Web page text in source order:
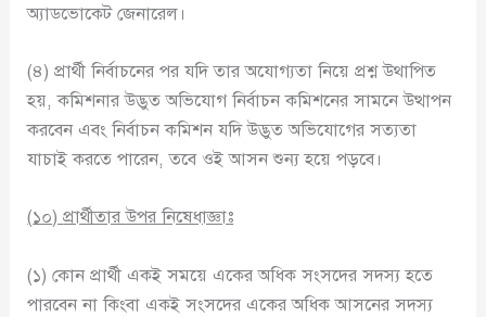
অ্যাডভোকেট জেনারেল।
(৪) প্রার্থী নির্বাচনের পর যদি তার অযোগ্যতা নিয়ে প্রশ্ন উথাপিত
হয়, কমিশনার উদ্ভুত অভিযোগ নির্বাচন কমিশনের সামনে উত্থাপন
করবেন এবং নির্বাচন কমিশন যদি উদ্ভুত অভিযোগের সত্যতা
যাচাই করতে পারেন, তবে ওই আসন শুন্য হয়ে পড়বে।
(১০)প্রার্থীতারউপর নিষেধাজ্ঞাঃ
(১) কোন প্রার্থী একই সময়ে একের অধিক সংসদের সদস্য হতে
পারবেন না কিংবা একই সংসদের একের অধিক আসনের সদস্য